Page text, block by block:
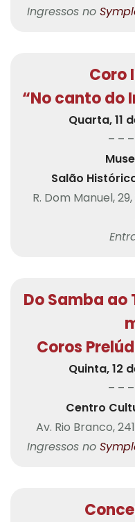
Ingressos no
Coro
“No canto do
Quarta, 11
– –
Salão
R. Dom Manuel,
Do Samba ao
Coros
Quinta, 12
– –
Centro
Av. Rio Branco,
Ingressos no